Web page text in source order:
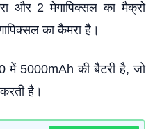
और 2 मेगापिक्सल का मैक्रो
का कैमरा है।
में 5000mAh की बैटरी है, जो
है।